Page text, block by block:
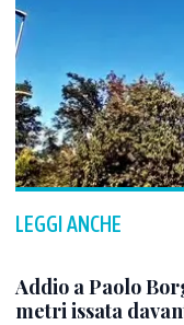
LEGGI ANCHE
Addio a Paolo
metri issata